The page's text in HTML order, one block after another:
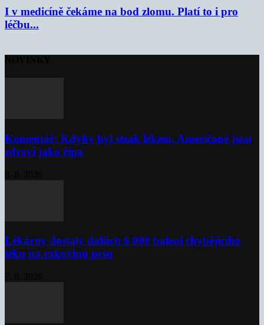
I v medicíně čekáme na bod zlomu. Platí to i pro
léčbu...
Komentář: Kdyby byl steak lékem, Američané jsou
zdraví jako řípa
Lékárny dostaly dalších 6 000 balení chybějícího
léku na rakovinu prsu